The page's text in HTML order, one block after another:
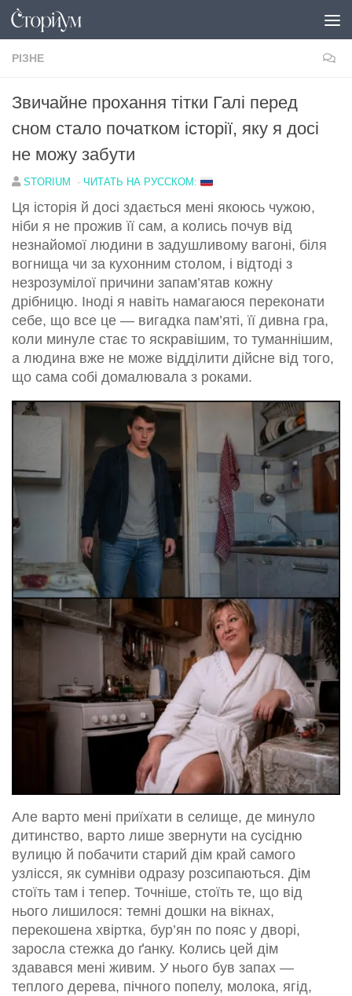
Перейти до вмісту
РІЗНЕ
Звичайне прохання тітки Галі перед
сном стало початком історії, яку я досі
не можу забути
STORIUM · ЧИТАТЬ НА РУССКОМ:
Ця історія й досі здається мені якоюсь чужою,
ніби я не прожив її сам, а колись почув від
незнайомої людини в задушливому вагоні, біля
вогнища чи за кухонним столом, і відтоді з
незрозумілої причини запам’ятав кожну
дрібницю. Іноді я навіть намагаюся переконати
себе, що все це — вигадка пам’яті, її дивна гра,
коли минуле стає то яскравішим, то туманнішим,
а людина вже не може відділити дійсне від того,
що сама собі домалювала з роками.
Але варто мені приїхати в селище, де минуло
дитинство, варто лише звернути на сусідню
вулицю й побачити старий дім край самого
узлісся, як сумніви одразу розсипаються. Дім
стоїть там і тепер. Точніше, стоїть те, що від
нього лишилося: темні дошки на вікнах,
перекошена хвіртка, бур’ян по пояс у дворі,
заросла стежка до ґанку. Колись цей дім
здавався мені живим. У нього був запах —
теплого дерева, пічного попелу, молока, ягід,